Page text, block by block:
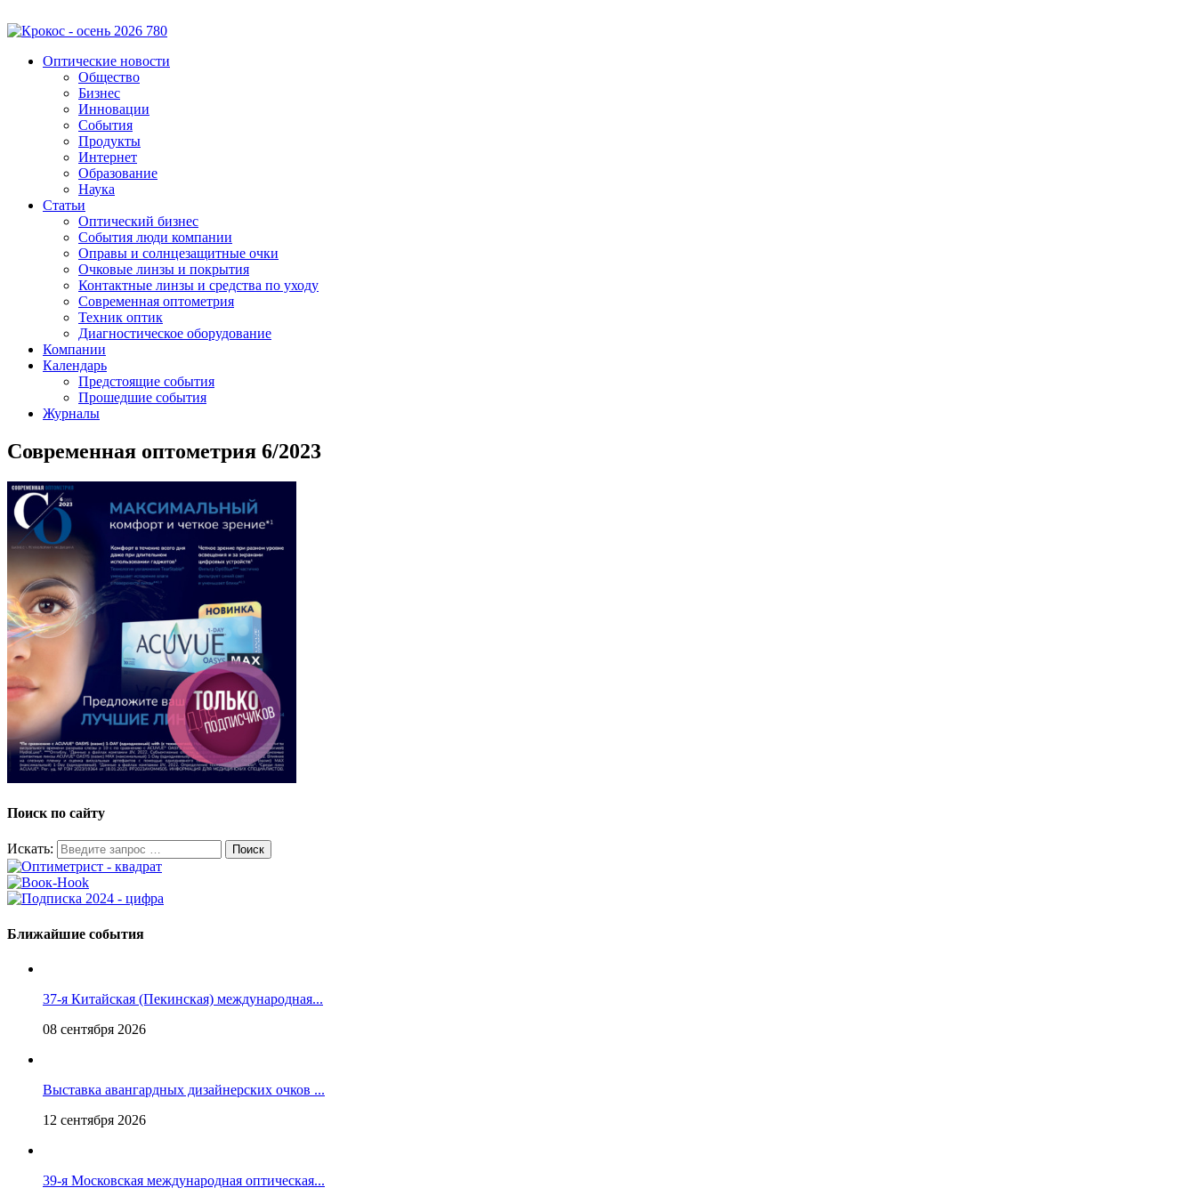
Оптические новости
Общество
Бизнес
Инновации
События
Продукты
Интернет
Образование
Наука
Статьи
Оптический бизнес
События люди компании
Оправы и солнцезащитные очки
Очковые линзы и покрытия
Контактные линзы и средства по уходу
Современная оптометрия
Техник оптик
Диагностическое оборудование
Компании
Календарь
Предстоящие события
Прошедшие события
Журналы
Современная оптометрия 6/2023
Поиск по сайту
Искать:
Ближайшие события
37-я Китайская (Пекинская) международная...
08 сентября 2026
Выставка авангардных дизайнерских очков ...
12 сентября 2026
39-я Московская международная оптическая...